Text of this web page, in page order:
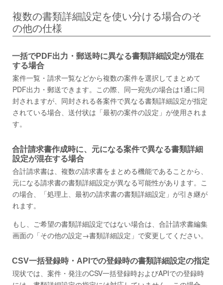
複数の書類詳細設定を使い分ける場合のそ
の他の仕様
一括でPDF出力・郵送時に異なる書類詳細設定が混在
する場合
案件一覧・請求一覧などから複数の案件を選択してまとめて
PDF出力・郵送できます。この際、同一宛先の場合は1通に同
封されますが、同封される各案件で異なる書類詳細設定が指定
されている場合、送付状は「最初の案件の設定」が使用されま
す。
合計請求書作成時に、元になる案件で異なる書類詳細
設定が混在する場合
合計請求書は、複数の請求書をまとめる機能であることから、
元になる請求書の書類詳細設定が異なる可能性があります。こ
の場合、「処理上、最初の請求書の書類詳細設定」が引き継が
れます。
もし、ご希望の書類詳細設定ではない場合は、合計請求書編集
画面の「その他の設定→書類詳細設定」で変更してください。
CSV一括登録時・APIでの登録時の書類詳細設定の指定
現状では、案件・発注のCSV一括登録時およびAPIでの登録時